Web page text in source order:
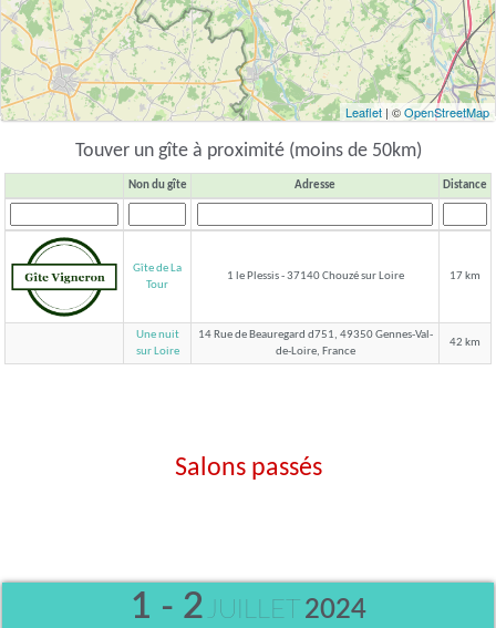
Leaflet | ©OpenStreetMap
Touver un gîte à proximité (moins de 50km)
Non du gîte Adresse Distance
Gîte de La
Tour
1 le Plessis - 37140 Chouzé sur Loire 17 km
Une nuit
sur Loire
14 Rue de Beauregard d751, 49350 Gennes-Val-
de-Loire, France
42 km
Salons passés
1 - 2 JUILLET 2024